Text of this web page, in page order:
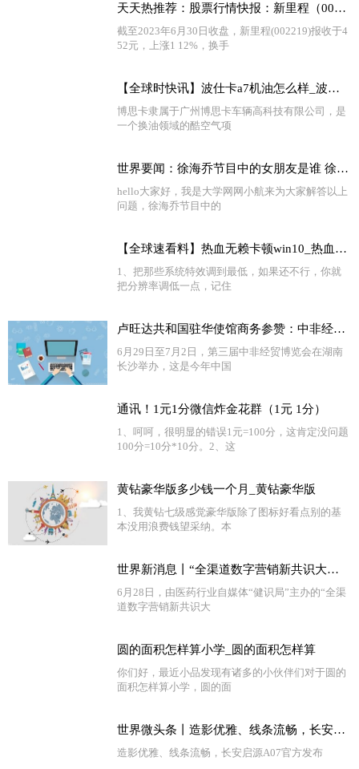
天天热推荐：股票行情快报：新里程（002219）6月30日主力资金净卖出670.50万元
截至2023年6月30日收盘，新里程(002219)报收于4
52元，上涨1 12%，换手
【全球时快讯】波仕卡a7机油怎么样_波仕卡机油质量怎么样
博思卡隶属于广州博思卡车辆高科技有限公司，是
一个换油领域的酷空气项
世界要闻：徐海乔节目中的女朋友是谁 徐海乔前女友是谁猜测
hello大家好，我是大学网网小航来为大家解答以上
问题，徐海乔节目中的
【全球速看料】热血无赖卡顿win10_热血无赖卡顿
1、把那些系统特效调到最低，如果还不行，你就
把分辨率调低一点，记住
卢旺达共和国驻华使馆商务参赞：中非经贸合作大有可为
6月29日至7月2日，第三届中非经贸博览会在湖南
长沙举办，这是今年中国
通讯！1元1分微信炸金花群（1元 1分）
1、呵呵，很明显的错误1元=100分，这肯定没问题
100分=10分*10分。2、这
黄钻豪华版多少钱一个月_黄钻豪华版
1、我黄钻七级感觉豪华版除了图标好看点别的基
本没用浪费钱望采纳。本
世界新消息丨“全渠道数字营销新共识大会”召开 医药界各方共议数字化营销之道
6月28日，由医药行业自媒体“健识局”主办的“全渠
道数字营销新共识大
圆的面积怎样算小学_圆的面积怎样算
你们好，最近小品发现有诸多的小伙伴们对于圆的
面积怎样算小学，圆的面
世界微头条丨造影优雅、线条流畅，长安启源A07官方发布
造影优雅、线条流畅，长安启源A07官方发布